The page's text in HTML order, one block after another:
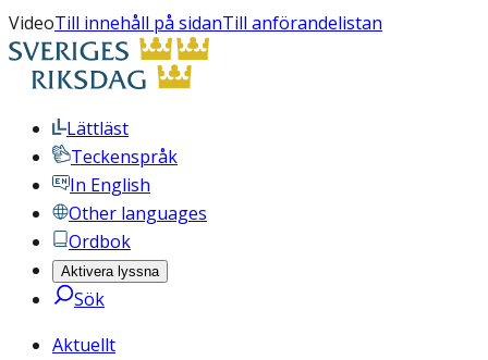
VideoTill innehåll på sidanTill anförandelistan
Lättläst
Teckenspråk
In English
Other languages
Ordbok
Aktivera lyssna
Sök
Aktuellt